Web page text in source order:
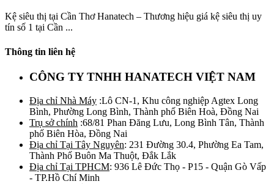
Kệ siêu thị tại Cần Thơ Hanatech – Thương hiệu giá kệ siêu thị uy
tín số 1 tại Cần ...
Thông tin liên hệ
CÔNG TY TNHH HANATECH VIỆT NAM
Địa chỉ Nhà Máy :Lô CN-1, Khu công nghiệp Agtex Long
Bình, Phường Long Bình, Thành phố Biên Hoà, Đồng Nai
Trụ sở chính :68/81 Phan Đăng Lưu, Long Bình Tân, Thành
phố Biên Hòa, Đồng Nai
Địa chỉ Tại Tây Nguyên: 231 Đường 30.4, Phường Ea Tam,
Thành Phố Buôn Ma Thuột, Đắk Lắk
Địa chỉ Tại TPHCM: 936 Lê Đức Thọ - P15 - Quận Gò Vấp
- TP.Hồ Chí Minh